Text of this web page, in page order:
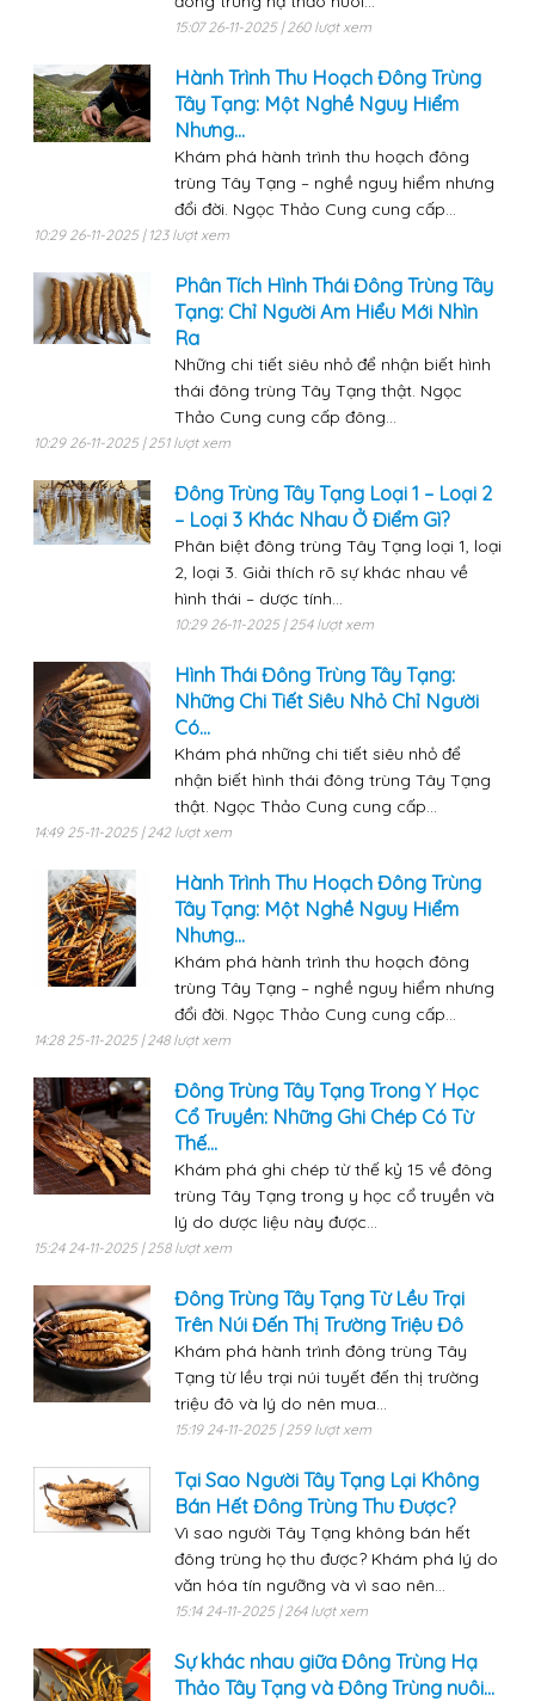
15:07 26-11-2025 | 260 lượt xem
Hành Trình Thu Hoạch Đông Trùng
Tây Tạng: Một Nghề Nguy Hiểm
Nhưng...
Khám phá hành trình thu hoạch đông
trùng Tây Tạng – nghề nguy hiểm nhưng
đổi đời. Ngọc Thảo Cung cung cấp...
10:29 26-11-2025 | 123 lượt xem
Phân Tích Hình Thái Đông Trùng Tây
Tạng: Chỉ Người Am Hiểu Mới Nhìn
Ra
Những chi tiết siêu nhỏ để nhận biết hình
thái đông trùng Tây Tạng thật. Ngọc
Thảo Cung cung cấp đông...
10:29 26-11-2025 | 251 lượt xem
Đông Trùng Tây Tạng Loại 1 – Loại 2
– Loại 3 Khác Nhau Ở Điểm Gì?
Phân biệt đông trùng Tây Tạng loại 1, loại
2, loại 3. Giải thích rõ sự khác nhau về
hình thái – dược tính...
10:29 26-11-2025 | 254 lượt xem
Hình Thái Đông Trùng Tây Tạng:
Những Chi Tiết Siêu Nhỏ Chỉ Người
Có...
Khám phá những chi tiết siêu nhỏ để
nhận biết hình thái đông trùng Tây Tạng
thật. Ngọc Thảo Cung cung cấp...
14:49 25-11-2025 | 242 lượt xem
Hành Trình Thu Hoạch Đông Trùng
Tây Tạng: Một Nghề Nguy Hiểm
Nhưng...
Khám phá hành trình thu hoạch đông
trùng Tây Tạng – nghề nguy hiểm nhưng
đổi đời. Ngọc Thảo Cung cung cấp...
14:28 25-11-2025 | 248 lượt xem
Đông Trùng Tây Tạng Trong Y Học
Cổ Truyền: Những Ghi Chép Có Từ
Thế...
Khám phá ghi chép từ thế kỷ 15 về đông
trùng Tây Tạng trong y học cổ truyền và
lý do dược liệu này được...
15:24 24-11-2025 | 258 lượt xem
Đông Trùng Tây Tạng Từ Lều Trại
Trên Núi Đến Thị Trường Triệu Đô
Khám phá hành trình đông trùng Tây
Tạng từ lều trại núi tuyết đến thị trường
triệu đô và lý do nên mua...
15:19 24-11-2025 | 259 lượt xem
Tại Sao Người Tây Tạng Lại Không
Bán Hết Đông Trùng Thu Được?
Vì sao người Tây Tạng không bán hết
đông trùng họ thu được? Khám phá lý do
văn hóa tín ngưỡng và vì sao nên...
15:14 24-11-2025 | 264 lượt xem
Sự khác nhau giữa Đông Trùng Hạ
Thảo Tây Tạng và Đông Trùng nuôi...